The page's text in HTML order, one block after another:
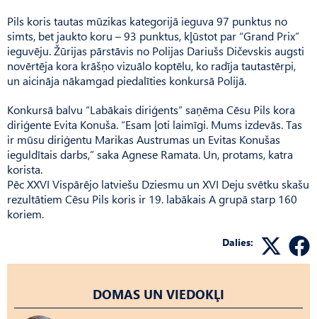
Pils koris tautas mūzikas kategorijā ieguva 97 punktus no
simts, bet jaukto koru – 93 punktus, kļūstot par “Grand Prix”
ieguvēju. Žūrijas pārstāvis no Polijas Dariušs Dičevskis augsti
novērtēja kora krāšņo vizuālo koptēlu, ko radīja tautastērpi,
un aicināja nākamgad piedalīties konkursā Polijā.
Konkursā balvu “Labākais diriģents” saņēma Cēsu Pils kora
diriģente Evita Konuša. “Esam ļoti laimīgi. Mums izdevās. Tas
ir mūsu diriģentu Marikas Austrumas un Evitas Konušas
ieguldītais darbs,” saka Agnese Ramata. Un, protams, katra
korista.
Pēc XXVI Vispārējo latviešu Dziesmu un XVI Deju svētku skašu
rezultātiem Cēsu Pils koris ir 19. labākais A grupā starp 160
koriem.
Dalies:
DOMAS UN VIEDOKĻI